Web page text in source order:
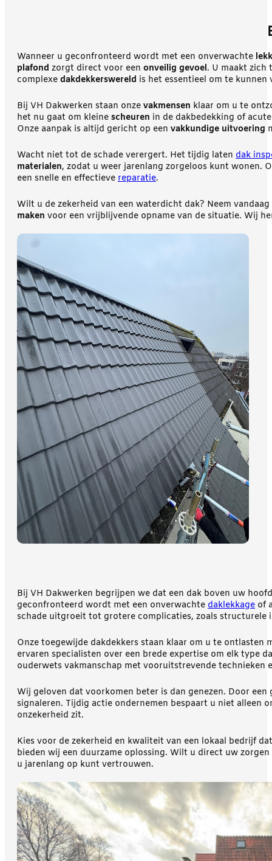
Wanneer u geconfronteerd wordt met een onverwachte
plafond zorgt direct voor een onveilig gevoel. U maakt
complexe dakdekkerswereld is het essentieel om te
Bij VH Dakwerken staan onze vakmensen klaar om u te
het nu gaat om kleine scheuren in de dakbedekking of
Onze aanpak is altijd gericht op een vakkundige uitvoering
Wacht niet tot de schade verergert. Het tijdig laten dak
materialen, zodat u weer jarenlang zorgeloos kunt wonen.
een snelle en effectieve reparatie.
Wilt u de zekerheid van een waterdicht dak? Neem
maken voor een vrijblijvende opname van de situatie. Wij
Bij VH Dakwerken begrijpen we dat een dak boven uw
geconfronteerd wordt met een onverwachte daklekkage of
schade uitgroeit tot grotere complicaties, zoals structurele
Onze toegewijde dakdekkers staan klaar om u te
ervaren specialisten over een brede expertise om elk type
ouderwets vakmanschap met vooruitstrevende technieken
Wij geloven dat voorkomen beter is dan genezen. Door
signaleren. Tijdig actie ondernemen bespaart u niet alleen
onzekerheid zit.
Kies voor de zekerheid en kwaliteit van een lokaal bedrijf
bieden wij een duurzame oplossing. Wilt u direct uw
u jarenlang op kunt vertrouwen.